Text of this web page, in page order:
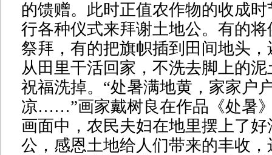
的馈赠。此时正值农作物的收成
行各种仪式来拜谢土地公。有的
祭拜，有的把旗帜插到田间地头
从田里干活回家，不洗去脚上的
祝福洗掉。“处暑满地黄，家家户
凉……”画家戴树良在作品《处暑
画面中，农民夫妇在地里摆上了
公，感恩土地给人们带来的丰收